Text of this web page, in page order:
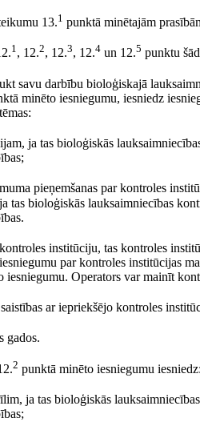
13.1 punktā minētajām
1, 12.2, 12.3, 12.4 un 12.5 punktu
savu darbību bioloģiskajā
minēto iesniegumu, iesniedz
ja tas bioloģiskās
pieņemšanas par kontroles
tas bioloģiskās lauksaimniecības
institūciju, tas kontroles
par kontroles institūcijas
iesniegumu. Operators var mainīt
ar iepriekšējo kontroles
gados.
2 punktā minēto iesniegumu
ja tas bioloģiskās